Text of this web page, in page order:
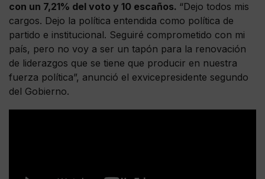
con un 7,21% del voto y 10 escaños. “Dejo todos mis
cargos. Dejo la política entendida como política de
partido e institucional. Seguiré comprometido con mi
país, pero no voy a ser un tapón para la renovación
de liderazgos que se tiene que producir en nuestra
fuerza política”, anunció el exvicepresidente segundo
del Gobierno.